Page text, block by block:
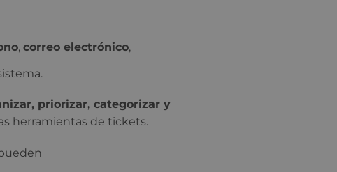
, correo electrónico,
priorizar, categorizar y
herramientas de tickets.